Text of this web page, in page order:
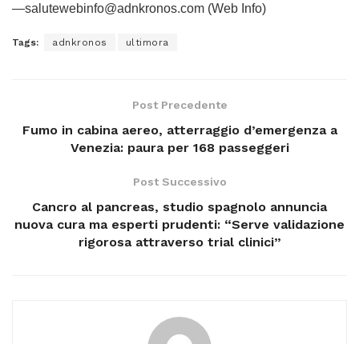
—salutewebinfo@adnkronos.com (Web Info)
Tags: adnkronos ultimora
Post Precedente
Fumo in cabina aereo, atterraggio d’emergenza a
Venezia: paura per 168 passeggeri
Post Successivo
Cancro al pancreas, studio spagnolo annuncia
nuova cura ma esperti prudenti: “Serve validazione
rigorosa attraverso trial clinici”